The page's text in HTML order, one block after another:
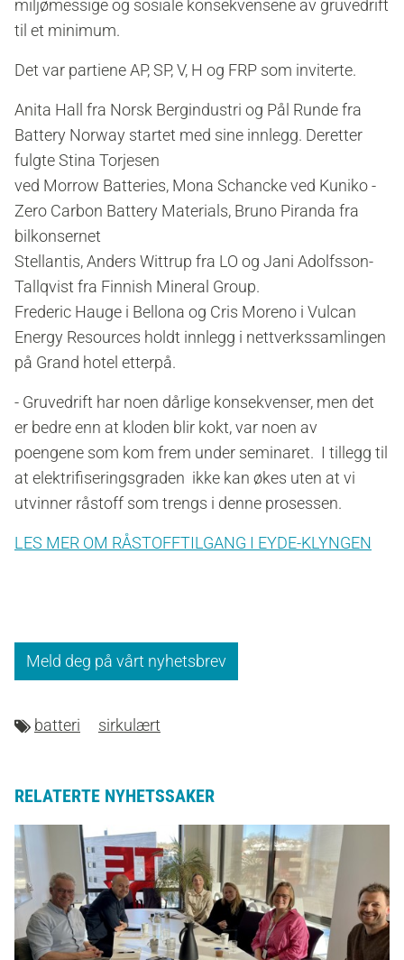
miljømessige og sosiale konsekvensene av gruvedrift
til et minimum.
Det var partiene AP, SP, V, H og FRP som inviterte.
Anita Hall fra Norsk Bergindustri og Pål Runde fra
Battery Norway startet med sine innlegg. Deretter
fulgte Stina Torjesen
ved Morrow Batteries, Mona Schancke ved Kuniko -
Zero Carbon Battery Materials, Bruno Piranda fra
bilkonsernet
Stellantis, Anders Wittrup fra LO og Jani Adolfsson-
Tallqvist fra Finnish Mineral Group.
Frederic Hauge i Bellona og Cris Moreno i Vulcan
Energy Resources holdt innlegg i nettverkssamlingen
på Grand hotel etterpå.
- Gruvedrift har noen dårlige konsekvenser, men det
er bedre enn at kloden blir kokt, var noen av
poengene som kom frem under seminaret. I tillegg til
at elektrifiseringsgraden ikke kan økes uten at vi
utvinner råstoff som trengs i denne prosessen.
LES MER OM RÅSTOFFTILGANG I EYDE-KLYNGEN
Meld deg på vårt nyhetsbrev
batteri sirkulært
RELATERTE NYHETSSAKER